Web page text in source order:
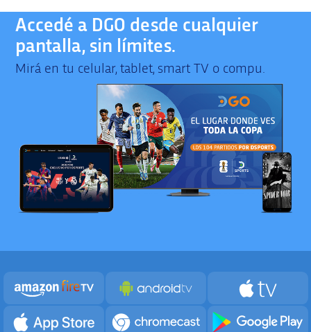
Accedé a DGO desde cualquier
pantalla, sin límites.
Mirá en tu celular, tablet, smart TV o compu.